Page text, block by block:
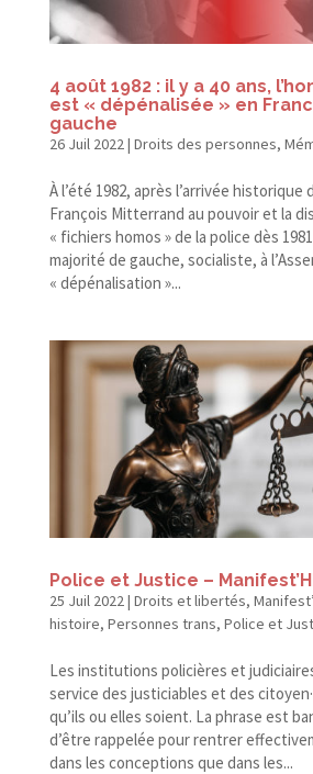
4 août 1982 : il y a 40 ans,
est « dépénalisée » en
gauche
26 Juil 2022| Droits des personnes,
À l’été 1982, après l’arrivée historique
François Mitterrand au pouvoir et la
« fichiers homos » de la police dès
majorité de gauche, socialiste, à
« dépénalisation »...
Police et Justice –
25 Juil 2022| Droits et libertés,
histoire, Personnes trans, Police et
Les institutions policières et
service des justiciables et des
qu’ils ou elles soient. La phrase est
d’être rappelée pour rentrer
dans les conceptions que dans les...